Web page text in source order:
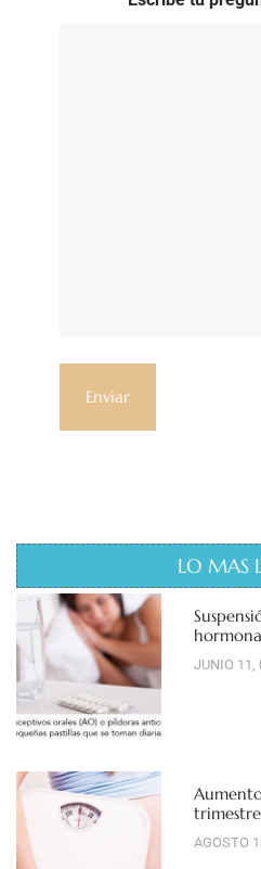
LO MAS
JUNIO 11,
trimestre
AGOSTO